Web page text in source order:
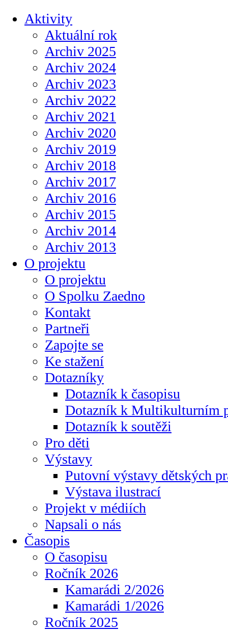
Aktivity
Aktuální rok
Archiv 2025
Archiv 2024
Archiv 2023
Archiv 2022
Archiv 2021
Archiv 2020
Archiv 2019
Archiv 2018
Archiv 2017
Archiv 2016
Archiv 2015
Archiv 2014
Archiv 2013
O projektu
O projektu
O Spolku Zaedno
Kontakt
Partneři
Zapojte se
Ke stažení
Dotazníky
Dotazník k časopisu
Dotazník k Multikulturním
Dotazník k soutěži
Pro děti
Výstavy
Putovní výstavy dětských
Výstava ilustrací
Projekt v médiích
Napsali o nás
Časopis
O časopisu
Ročník 2026
Kamarádi 2/2026
Kamarádi 1/2026
Ročník 2025